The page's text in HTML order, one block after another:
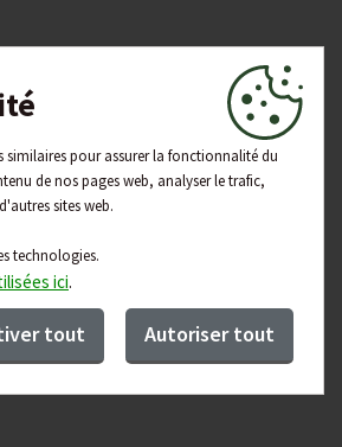
similaires pour assurer la fonctionnalité du
de nos pages web, analyser le trafic,
sites web.
technologies.
ici.
tout Autoriser tout